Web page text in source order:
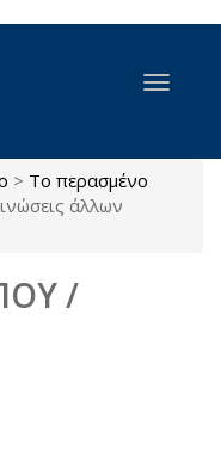
Toggle
> Το περασμένο
άλλων
/